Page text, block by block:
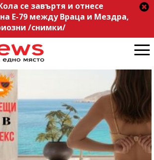
се завъртя и отнесе
Е-79 между Враца и Мездра,
/снимки/